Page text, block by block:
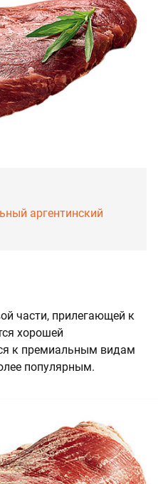
аргентинский
части, прилегающей к
хорошей
к премиальным видам
популярным.